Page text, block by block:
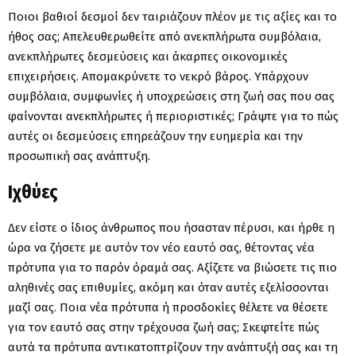
Ποιοι βαθιοί δεσμοί δεν ταιριάζουν πλέον με τις αξίες και το
ήθος σας; Απελευθερωθείτε από ανεκπλήρωτα συμβόλαια,
ανεκπλήρωτες δεσμεύσεις και άκαρπες οικονομικές
επιχειρήσεις. Απομακρύνετε το νεκρό βάρος. Υπάρχουν
συμβόλαια, συμφωνίες ή υποχρεώσεις στη ζωή σας που σας
φαίνονται ανεκπλήρωτες ή περιοριστικές; Γράψτε για το πώς
αυτές οι δεσμεύσεις επηρεάζουν την ευημερία και την
προσωπική σας ανάπτυξη.
Ιχθύες
Δεν είστε ο ίδιος άνθρωπος που ήσασταν πέρυσι, και ήρθε η
ώρα να ζήσετε με αυτόν τον νέο εαυτό σας, θέτοντας νέα
πρότυπα για το παρόν όραμά σας. Αξίζετε να βιώσετε τις πιο
αληθινές σας επιθυμίες, ακόμη και όταν αυτές εξελίσσονται
μαζί σας. Ποια νέα πρότυπα ή προσδοκίες θέλετε να θέσετε
για τον εαυτό σας στην τρέχουσα ζωή σας; Σκεφτείτε πώς
αυτά τα πρότυπα αντικατοπτρίζουν την ανάπτυξή σας και τη